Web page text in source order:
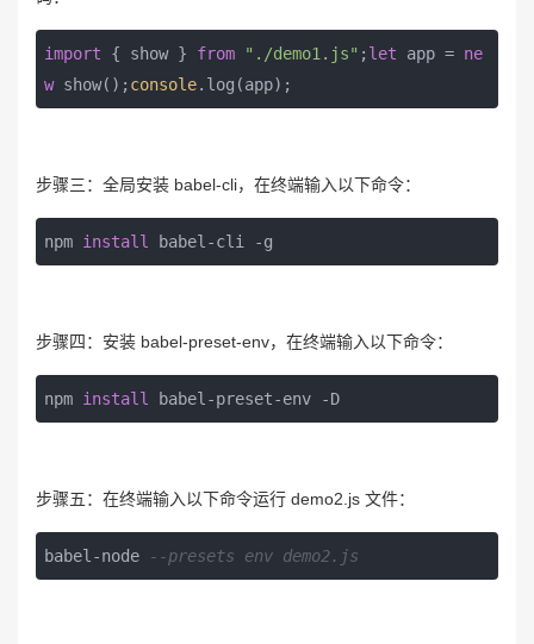
import { show } from "./demo1.js" ; let app = ne
w show(); console.log(app);
步骤三：全局安装 babel-cli，在终端输入以下命令：
npm install babel-cli -g
步骤四：安装 babel-preset-env，在终端输入以下命令：
npm install babel-preset-env -D
步骤五：在终端输入以下命令运行 demo2.js 文件：
babel-node --presets env demo2.js